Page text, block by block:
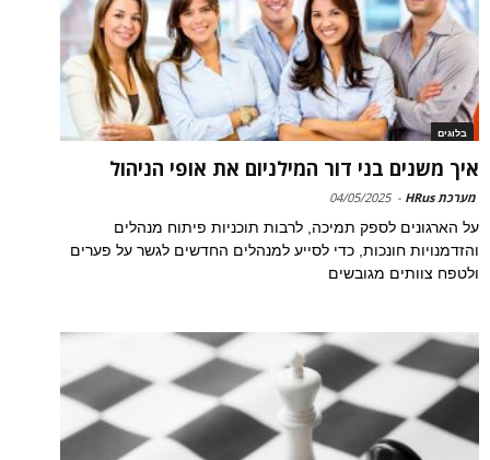
בלוגים
איך משנים בני דור המילניום את אופי הניהול
מערכת HRus -
04/05/2025
על הארגונים לספק תמיכה, לרבות תוכניות פיתוח מנהלים
והזדמנויות חונכות, כדי לסייע למנהלים החדשים לגשר על פערים
ולטפח צוותים מגובשים